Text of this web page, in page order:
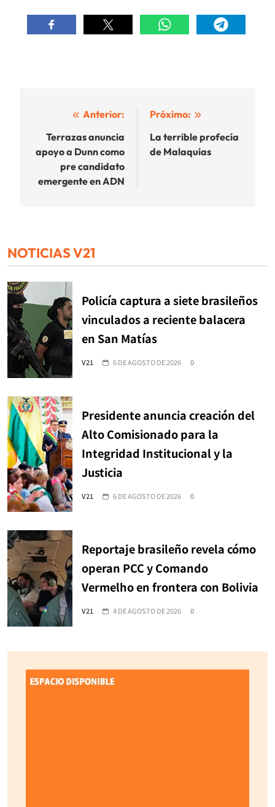
Navegación
de
entradas
Anterior:
Terrazas anuncia
apoyo a Dunn como
pre candidato
emergente en ADN
Próximo:
La terrible profecía
de Malaquías
NOTICIAS V21
Policía captura a siete brasileños
vinculados a reciente balacera
en San Matías
V21 6 DE AGOSTO DE 2026 0
Presidente anuncia creación del
Alto Comisionado para la
Integridad Institucional y la
Justicia
V21 6 DE AGOSTO DE 2026 0
Reportaje brasileño revela cómo
operan PCC y Comando
Vermelho en frontera con Bolivia
V21 4 DE AGOSTO DE 2026 0